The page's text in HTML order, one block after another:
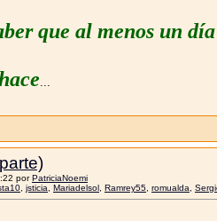
que al menos un
...
por PatriciaNoemi
, jsticia, Mariadelsol , Ramrey55, romualda,